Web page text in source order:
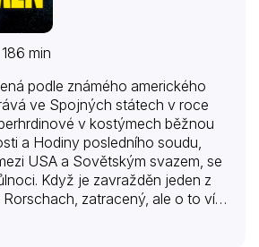
min
podle známého amerického
ve Spojných státech v roce
v kostýmech běžnou
a Hodiny posledního soudu,
USA a Sovětským svazem, se
Když je zavražděn jeden z
zatracený, ale o to víc
že odhalí komplot, který má
všechny dávné i